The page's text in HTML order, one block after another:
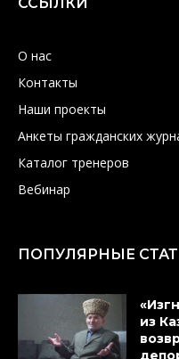
О нас
Контакты
Наши проекты
Анкеты гражданских
Каталог тренеров
Вебинар
ПОПУЛЯРНЫЕ
из